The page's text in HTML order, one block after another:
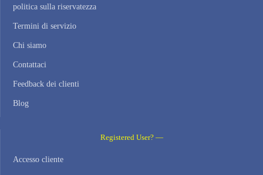
politica sulla riservatezza
Termini di servizio
Chi siamo
Contattaci
Feedback dei clienti
Blog
Registered User? —
Accesso cliente